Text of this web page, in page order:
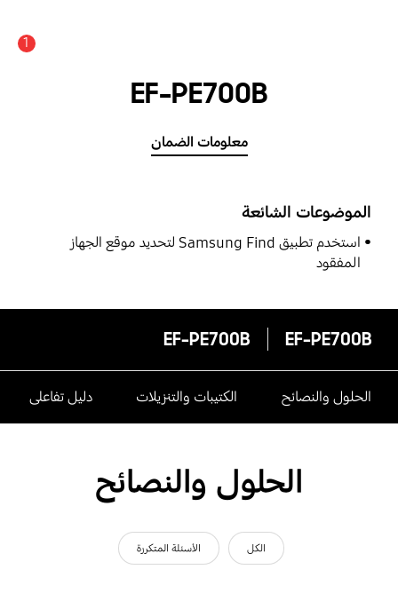
1
EF-PE700B
معلومات الضمان
الموضوعات الشائعة
استخدم تطبيق Samsung Find لتحديد موقع الجهاز
المفقود
EF-PE700B
EF-PE700B
الحلول والنصائح الكتيبات والتنزيلات دليل تفاعلى
الحلول والنصائح
الكل الأسئلة المتكررة